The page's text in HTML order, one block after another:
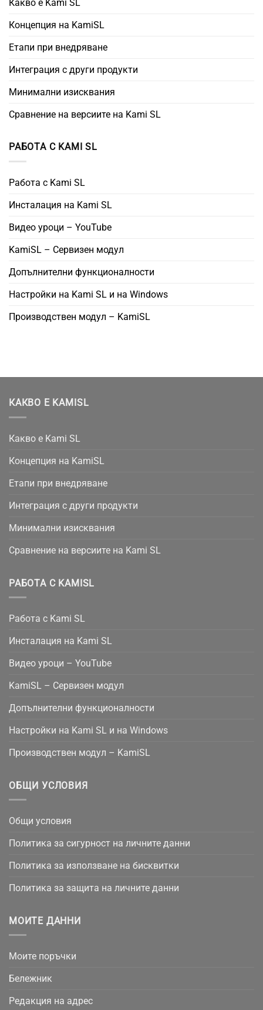
Какво е Kami SL
Концепция на KamiSL
Етапи при внедряване
Интеграция с други продукти
Минимални изисквания
Сравнение на версиите на Kami SL
РАБОТА С KAMI SL
Работа с Kami SL
Инсталация на Kami SL
Видео уроци – YouTube
KamiSL – Сервизен модул
Допълнителни функционалности
Настройки на Kami SL и на Windows
Производствен модул – KamiSL
КАКВО Е KAMISL
Какво е Kami SL
Концепция на KamiSL
Етапи при внедряване
Интеграция с други продукти
Минимални изисквания
Сравнение на версиите на Kami SL
РАБОТА С KAMISL
Работа с Kami SL
Инсталация на Kami SL
Видео уроци – YouTube
KamiSL – Сервизен модул
Допълнителни функционалности
Настройки на Kami SL и на Windows
Производствен модул – KamiSL
ОБЩИ УСЛОВИЯ
Общи условия
Политика за сигурност на личните данни
Политика за използване на бисквитки
Политика за защита на личните данни
МОИТЕ ДАННИ
Моите поръчки
Бележник
Редакция на адрес